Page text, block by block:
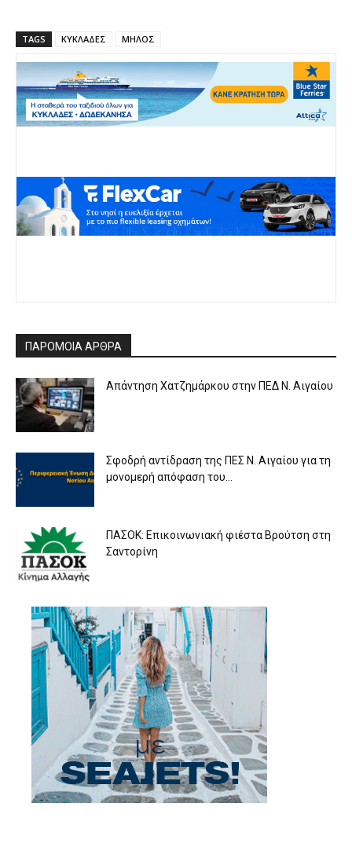
TAGS ΚΥΚΛΑΔΕΣ ΜΗΛΟΣ
ΠΑΡΟΜΟΙΑ ΑΡΘΡΑ
Απάντηση Χατζημάρκου στην ΠΕΔ Ν. Αιγαίου
Σφοδρή αντίδραση της ΠΕΣ Ν. Αιγαίου για τη
μονομερή απόφαση του...
ΠΑΣΟΚ: Επικοινωνιακή φιέστα Βρούτση στη
Σαντορίνη